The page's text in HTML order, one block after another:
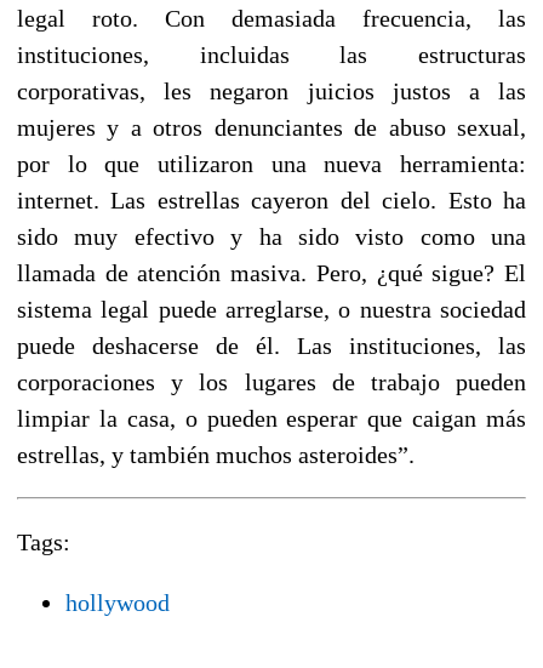
legal roto. Con demasiada frecuencia, las
instituciones, incluidas las estructuras
corporativas, les negaron juicios justos a las
mujeres y a otros denunciantes de abuso sexual,
por lo que utilizaron una nueva herramienta:
internet. Las estrellas cayeron del cielo. Esto ha
sido muy efectivo y ha sido visto como una
llamada de atención masiva. Pero, ¿qué sigue? El
sistema legal puede arreglarse, o nuestra sociedad
puede deshacerse de él. Las instituciones, las
corporaciones y los lugares de trabajo pueden
limpiar la casa, o pueden esperar que caigan más
estrellas, y también muchos asteroides”.
Tags:
hollywood